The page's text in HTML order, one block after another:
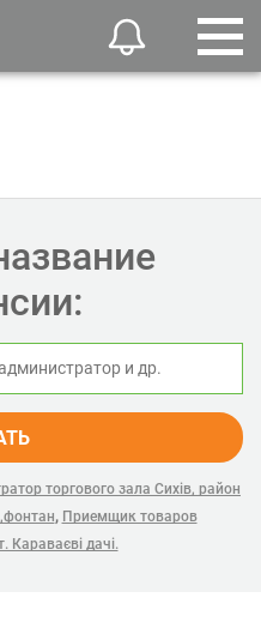
торгового зала Сихів, район
, Приемщик товаров
Караваєві дачі.